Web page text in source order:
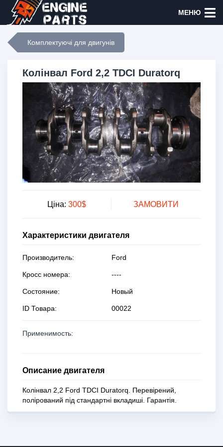
МЕНЮ
Комплектуючі для двигунів
Колінвал Ford 2,2 TDCI Duratorq
Ціна:300$ ЗАМОВИТИ
Характеристики двигателя
Производитель: Ford
Кросс номера: ----
Состояние: Новый
ID Товара: 00022
Применимость:
Описание двигателя
Колінвал 2,2 Ford TDCI Duratorq. Перевірений,
полірований під стандартні вкладиші. Гарантія.